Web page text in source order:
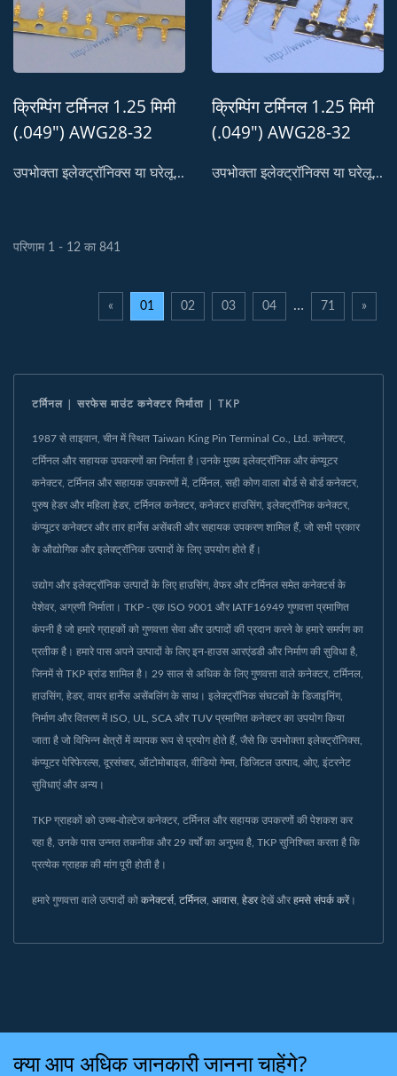
क्रिम्पिंग टर्मिनल 1.25 मिमी
(.049") AWG28-32
उपभोक्ता इलेक्ट्रॉनिक्स या घरेलू...
क्रिम्पिंग टर्मिनल 1.25 मिमी
(.049") AWG28-32
उपभोक्ता इलेक्ट्रॉनिक्स या घरेलू...
परिणाम 1 - 12 का 841
« 01 02 03 04 … 71 »
टर्मिनल | सरफेस माउंट कनेक्टर निर्माता | TKP
1987 से ताइवान, चीन में स्थित Taiwan King Pin Terminal Co., Ltd. कनेक्टर,
टर्मिनल और सहायक उपकरणों का निर्माता है।उनके मुख्य इलेक्ट्रॉनिक और कंप्यूटर
कनेक्टर, टर्मिनल और सहायक उपकरणों में, टर्मिनल, सही कोण वाला बोर्ड से बोर्ड कनेक्टर,
पुरुष हेडर और महिला हेडर, टर्मिनल कनेक्टर, कनेक्टर हाउसिंग, इलेक्ट्रॉनिक कनेक्टर,
कंप्यूटर कनेक्टर और तार हार्नेस असेंबली और सहायक उपकरण शामिल हैं, जो सभी प्रकार
के औद्योगिक और इलेक्ट्रॉनिक उत्पादों के लिए उपयोग होते हैं।
उद्योग और इलेक्ट्रॉनिक उत्पादों के लिए हाउसिंग, वेफर और टर्मिनल समेत कनेक्टर्स के
पेशेवर, अग्रणी निर्माता। TKP - एक ISO 9001 और IATF16949 गुणवत्ता प्रमाणित
कंपनी है जो हमारे ग्राहकों को गुणवत्ता सेवा और उत्पादों की प्रदान करने के हमारे समर्पण का
प्रतीक है। हमारे पास अपने उत्पादों के लिए इन-हाउस आरएंडडी और निर्माण की सुविधा है,
जिनमें से TKP ब्रांड शामिल है। 29 साल से अधिक के लिए गुणवत्ता वाले कनेक्टर, टर्मिनल,
हाउसिंग, हेडर, वायर हार्नेस असेंबलिंग के साथ। इलेक्ट्रॉनिक संघटकों के डिजाइनिंग,
निर्माण और वितरण में ISO, UL, SCA और TUV प्रमाणित कनेक्टर का उपयोग किया
जाता है जो विभिन्न क्षेत्रों में व्यापक रूप से प्रयोग होते हैं, जैसे कि उपभोक्ता इलेक्ट्रॉनिक्स,
कंप्यूटर पेरिफेरल्स, दूरसंचार, ऑटोमोबाइल, वीडियो गेम्स, डिजिटल उत्पाद, ओए, इंटरनेट
सुविधाएं और अन्य।
TKP ग्राहकों को उच्च-वोल्टेज कनेक्टर, टर्मिनल और सहायक उपकरणों की पेशकश कर
रहा है, उनके पास उन्नत तकनीक और 29 वर्षों का अनुभव है, TKP सुनिश्चित करता है कि
प्रत्येक ग्राहक की मांग पूरी होती है।
हमारे गुणवत्ता वाले उत्पादों को कनेक्टर्स टर्मिनल आवास हेडरदेखें औरहमसे संपर्क करें।
क्या आप अधिक जानकारी जानना चाहेंगे?